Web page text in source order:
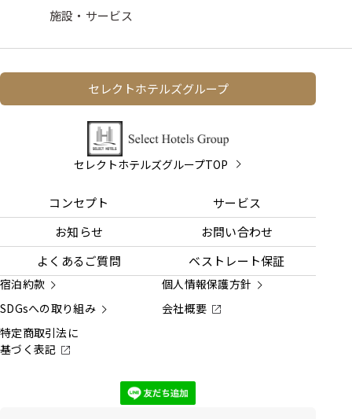
施設・サービス
セレクトホテルズグループ
セレクトホテルズグループTOP
コンセプト
サービス
お知らせ
お問い合わせ
よくあるご質問
ベストレート保証
宿泊約款
個人情報保護方針
SDGsへの取り組み
会社概要
特定商取引法に
基づく表記